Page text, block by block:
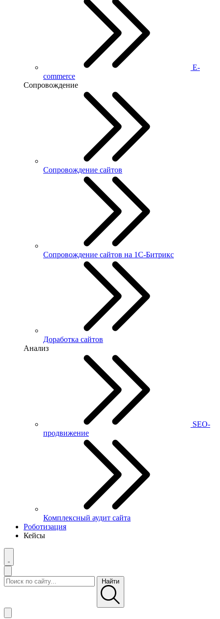
E-
commerce
Сопровождение
Сопровождение сайтов
Сопровождение сайтов на 1С-Битрикс
Доработка сайтов
Анализ
SEO-
продвижение
Комплексный аудит сайта
Роботизация
Кейсы
Найти